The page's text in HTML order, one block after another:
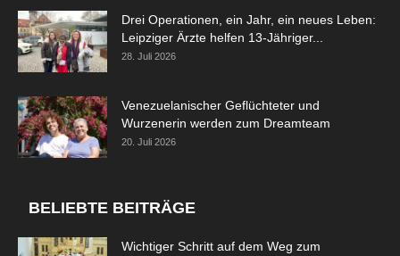
Drei Operationen, ein Jahr, ein neues Leben:
Leipziger Ärzte helfen 13-Jähriger...
28. Juli 2026
Venezuelanischer Geflüchteter und
Wurzenerin werden zum Dreamteam
20. Juli 2026
BELIEBTE BEITRÄGE
Wichtiger Schritt auf dem Weg zum